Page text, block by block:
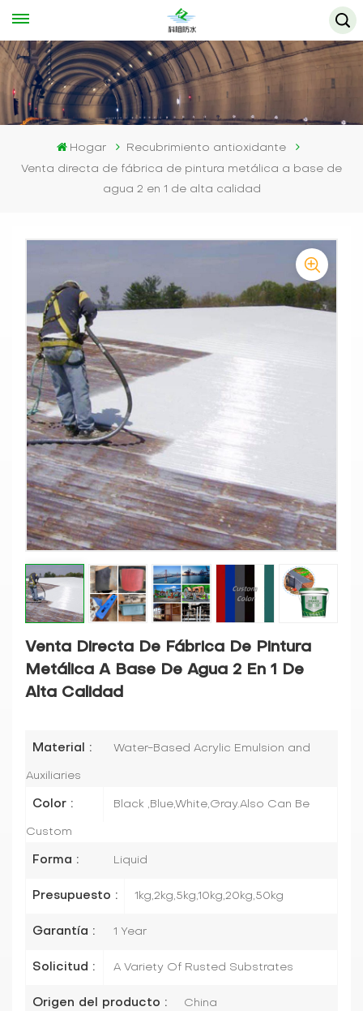
Hogar
Recubrimiento antioxidante
Venta directa de fábrica de pintura metálica a base de
agua 2 en 1 de alta calidad
Venta Directa De Fábrica De Pintura
Metálica A Base De Agua 2 En 1 De
Alta Calidad
Material : Water-Based Acrylic Emulsion and
Auxiliaries
Color : Black ,Blue,White,Gray.Also Can Be
Custom
Forma : Liquid
Presupuesto : 1kg,2kg,5kg,10kg,20kg,50kg
Garantía : 1 Year
Solicitud : A Variety Of Rusted Substrates
Origen del producto : China